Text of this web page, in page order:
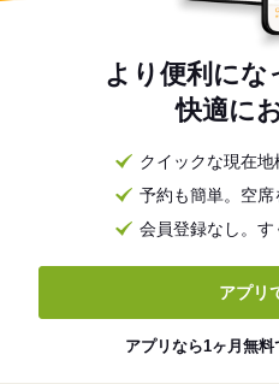
より便利に
快適に
クイックな現在
予約も簡単。空
会員登録なし。
アプリ
アプリなら1ヶ月無料